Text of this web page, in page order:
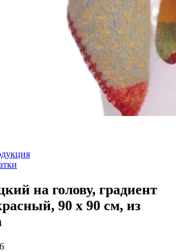
на голову, градиент
90 х 90 см, из